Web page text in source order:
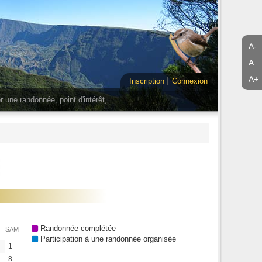
A-
A
A+
Inscription
Connexion
SAM
1
8
Randonnée complétée
Participation à une randonnée organisée